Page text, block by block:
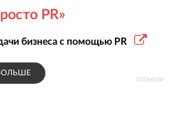
СПОНСОР
PR»
бизнеса с помощью PR